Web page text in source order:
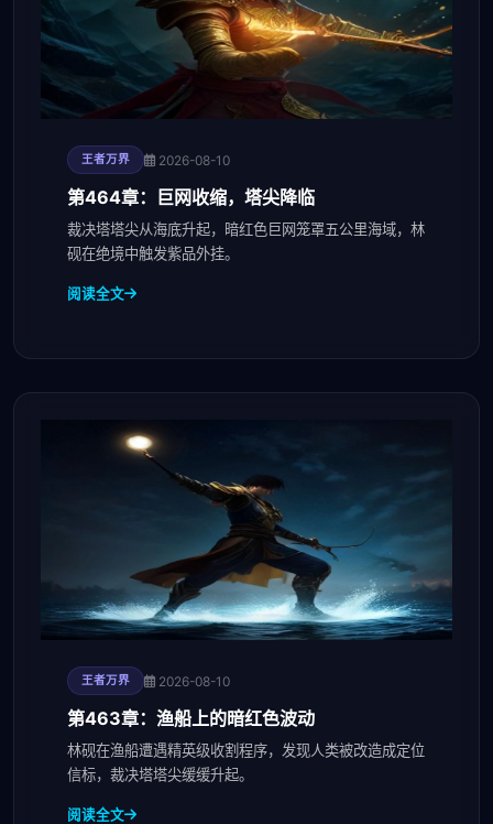
王者万界 2026-08-10
第464章：巨网收缩，塔尖降临
裁决塔塔尖从海底升起，暗红色巨网笼罩五公里海域，林
砚在绝境中触发紫品外挂。
阅读全文
王者万界 2026-08-10
第463章：渔船上的暗红色波动
林砚在渔船遭遇精英级收割程序，发现人类被改造成定位
信标，裁决塔塔尖缓缓升起。
阅读全文